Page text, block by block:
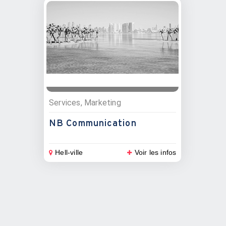
Services, Marketing
NB Communication
Hell-ville Voir les infos